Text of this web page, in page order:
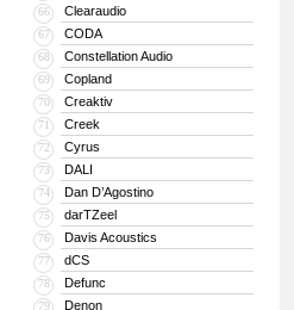
66 Clearaudio
67 CODA
68 Constellation Audio
69 Copland
70 Creaktiv
71 Creek
72 Cyrus
73 DALI
74 Dan D’Agostino
75 darTZeel
76 Davis Acoustics
77 dCS
78 Defunc
79 Denon